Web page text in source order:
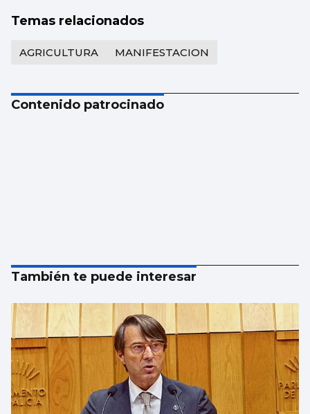
Temas relacionados
AGRICULTURA MANIFESTACION
Contenido patrocinado
También te puede interesar